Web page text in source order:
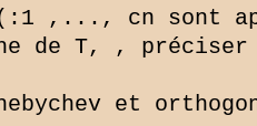
,..., cn sont
de T, ,
et